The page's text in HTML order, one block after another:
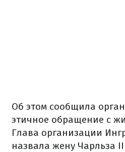
Об этом сообщила
этичное обращение с
Глава организации
назвала жену Чарльза